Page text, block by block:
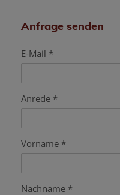
Anfrage senden
E-Mail
Anrede
Vorname
Nachname